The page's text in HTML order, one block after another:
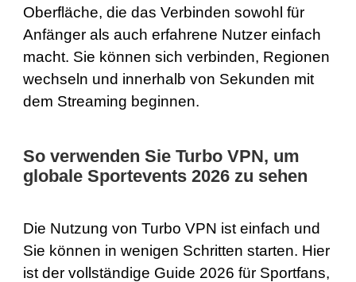
Oberfläche, die das Verbinden sowohl für
Anfänger als auch erfahrene Nutzer einfach
macht. Sie können sich verbinden, Regionen
wechseln und innerhalb von Sekunden mit
dem Streaming beginnen.
So verwenden Sie Turbo VPN, um
globale Sportevents 2026 zu sehen
Die Nutzung von Turbo VPN ist einfach und
Sie können in wenigen Schritten starten. Hier
ist der vollständige Guide 2026 für Sportfans,